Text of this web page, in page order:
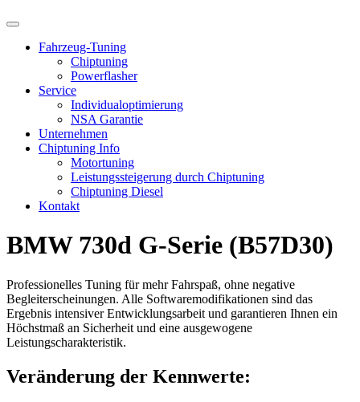
Fahrzeug-Tuning
Chiptuning
Powerflasher
Service
Individualoptimierung
NSA Garantie
Unternehmen
Chiptuning Info
Motortuning
Leistungssteigerung durch Chiptuning
Chiptuning Diesel
Kontakt
BMW 730d G-Serie (B57D30)
Professionelles Tuning für mehr Fahrspaß, ohne negative
Begleiterscheinungen. Alle Softwaremodifikationen sind das
Ergebnis intensiver Entwicklungsarbeit und garantieren Ihnen ein
Höchstmaß an Sicherheit und eine ausgewogene
Leistungscharakteristik.
Veränderung der Kennwerte: